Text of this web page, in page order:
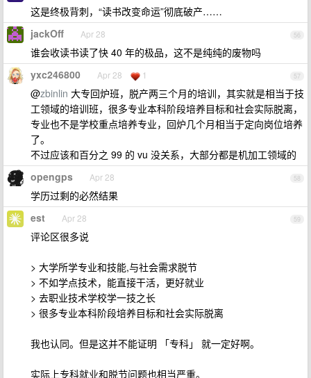
这是终极背刺，“读书改变命运”彻底破产……
56
jackOff Apr 28
谁会收读书读了快 40 年的极品，这不是纯纯的废物吗
57
yxc246800 Apr 28 1
@zbinlin 大专回炉班，脱产两三个月的培训，其实就是相当于技
工领域的培训班，很多专业本科阶段培养目标和社会实际脱离，
专业也不是学校重点培养专业，回炉几个月相当于定向岗位培养
了。
不过应该和百分之 99 的 vu 没关系，大部分都是机加工领域的
58
opengps Apr 28
学历过剩的必然结果
59
est Apr 28
评论区很多说
> 大学所学专业和技能,与社会需求脱节
> 不如学点技术，能直接干活，更好就业
> 去职业技术学校学一技之长
> 很多专业本科阶段培养目标和社会实际脱离
我也认同。但是这并不能证明 「专科」 就一定好啊。
实际上专科就业和脱节问题也相当严重。